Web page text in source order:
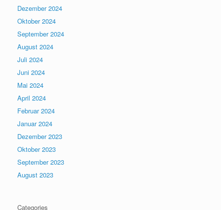
Dezember 2024
Oktober 2024
September 2024
August 2024
Juli 2024
Juni 2024
Mai 2024
April 2024
Februar 2024
Januar 2024
Dezember 2023
Oktober 2023
September 2023
August 2023
Categories